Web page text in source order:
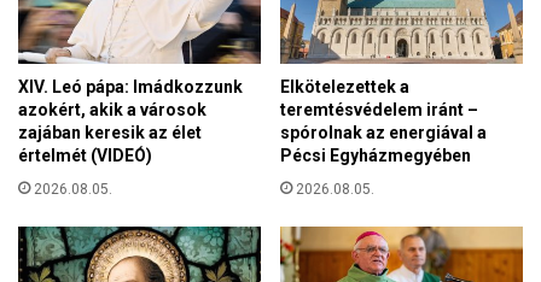
t
ó
b
r
2
3
á
n
d
é
s
ü
k
m
i
a
t
"
XIV. Leó pápa: Imádkozzunk
azokért, akik a városok
zajában keresik az élet
értelmét (VIDEÓ)
2026.08.05.
Elkötelezettek a
teremtésvédelem iránt –
spórolnak az energiával a
Pécsi Egyházmegyében
2026.08.05.